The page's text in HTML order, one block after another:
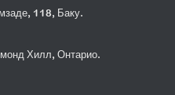
118, Баку.
Хилл, Онтарио.